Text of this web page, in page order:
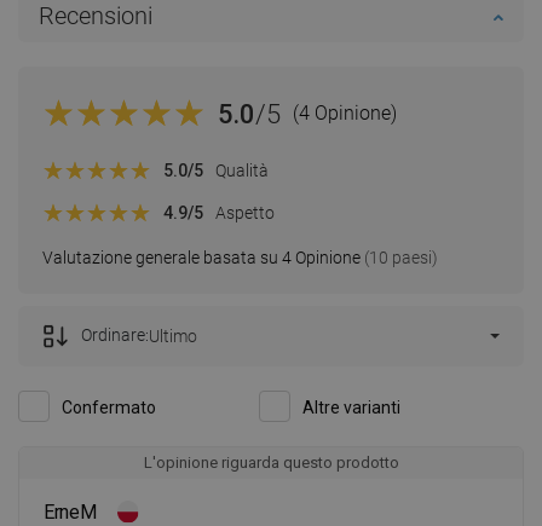
Recensioni
5.0/5 (4 Opinione)
Valutazione generale basata su 4 Opinione (10 paesi)
5.0/5 Qualità
4.9/5 Aspetto
Confermato Altre varianti
Ordinare:Ultimo
L'opinione riguarda questo prodotto
ErneM